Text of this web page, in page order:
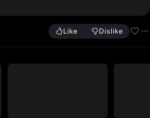
Like Dislike